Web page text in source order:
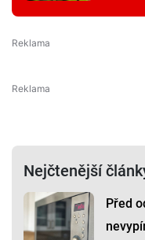
Nejčtenější
Před